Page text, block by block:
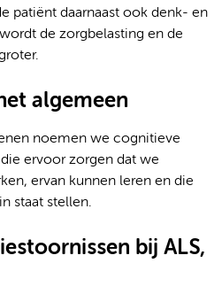
patiënt daarnaast ook denk- en
de zorgbelasting en de
algemeen
noemen we cognitieve
ervoor zorgen dat we
ervan kunnen leren en die
staat stellen.
bij ALS,